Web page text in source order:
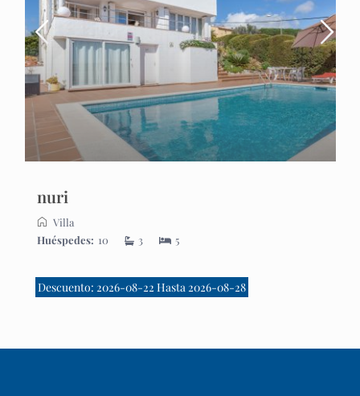
nuri
Villa
Huéspedes: 10 3 5
Descuento: 2026-08-22 Hasta 2026-08-28